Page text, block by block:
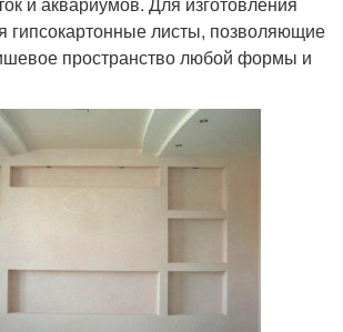
гипсокартонные листы, позволяющие
пространство любой формы и